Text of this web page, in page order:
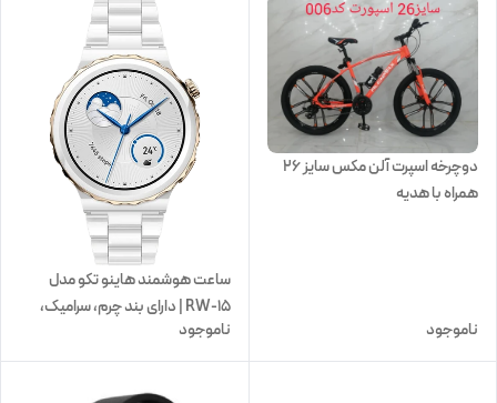
دوچرخه اسپرت آلن مکس سایز ۲۶
همراه با هدیه
ناموجود
ساعت هوشمند هاینو تکو مدل
RW-15 | دارای بند چرم، سرامیک،
سیلیکونی
ناموجود